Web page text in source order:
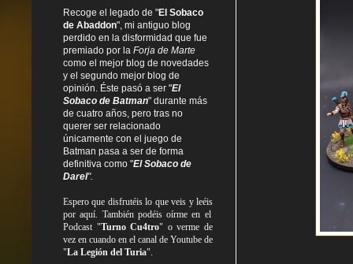
Recoge el legado de "El Sobaco
de Abaddon", mi antiguo blog
perdido en la disformidad que fue
premiado por la Forja de Marte
como el mejor blog de novedades
y el segundo mejor blog de
opinión. Éste pasó a ser "El
Sobaco de Batman" durante más
de cuatro años, pero tras no
querer ser relacionado
únicamente con el juego de
Batman pasa a ser de forma
definitiva como "El Sobaco de
Darel".
Espero que disfrutéis lo queveis yleéis
por aquí. También podéis oírme en el
Podcast "Turno Cu4tro" o verme de
vez en cuando en el canal de Youtube de
"La Legión del Turia".